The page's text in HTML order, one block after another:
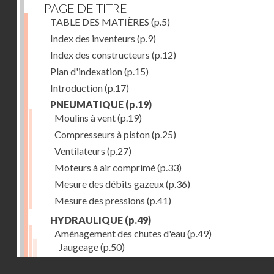
PAGE DE TITRE
TABLE DES MATIÈRES (p.5)
Index des inventeurs (p.9)
Index des constructeurs (p.12)
Plan d'indexation(p.15)
Introduction(p.17)
PNEUMATIQUE (p.19)
Moulins à vent(p.19)
Compresseurs à piston(p.25)
Ventilateurs (p.27)
Moteurs à air comprimé(p.33)
Mesure des débits gazeux(p.36)
Mesure des pressions (p.41)
HYDRAULIQUE (p.49)
Aménagement des chutes d'eau(p.49)
Jaugeage(p.50)